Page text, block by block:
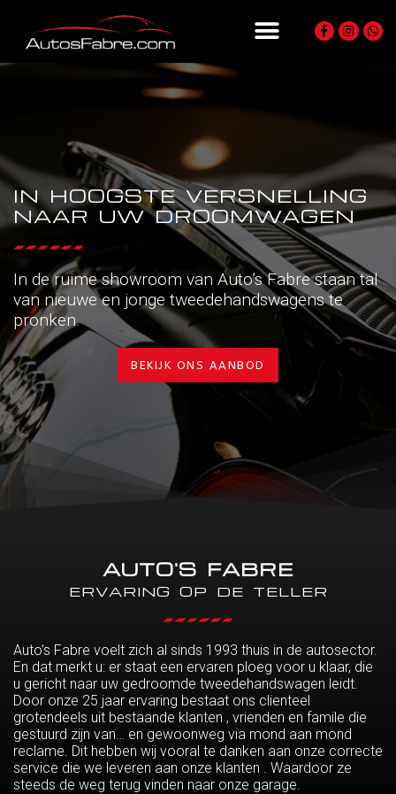
IN HOOGSTE VERSNELLING
NAAR UW DROOMWAGEN
In de ruime showroom van Auto’s Fabre staan tal
van nieuwe en jonge tweedehandswagens te
pronken.
BEKIJK ONS AANBOD
AUTO'S FABRE
ERVARING OP DE TELLER
Auto’s Fabre voelt zich al sinds 1993 thuis in de autosector.
En dat merkt u: er staat een ervaren ploeg voor u klaar, die
u gericht naar uw gedroomde tweedehandswagen leidt.
Door onze 25 jaar ervaring bestaat ons clienteel
grotendeels uit bestaande klanten , vrienden en famile die
gestuurd zijn van… en gewoonweg via mond aan mond
reclame. Dit hebben wij vooral te danken aan onze correcte
service die we leveren aan onze klanten . Waardoor ze
steeds de weg terug vinden naar onze garage.